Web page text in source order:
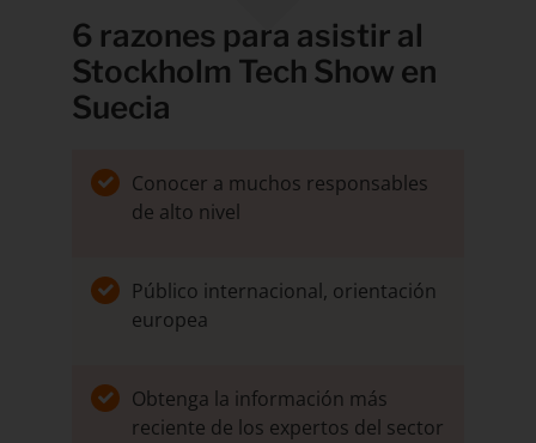
6 razones para asistir al
Stockholm Tech Show en
Suecia
Conocer a muchos responsables
de alto nivel
Público internacional, orientación
europea
Obtenga la información más
reciente de los expertos del sector